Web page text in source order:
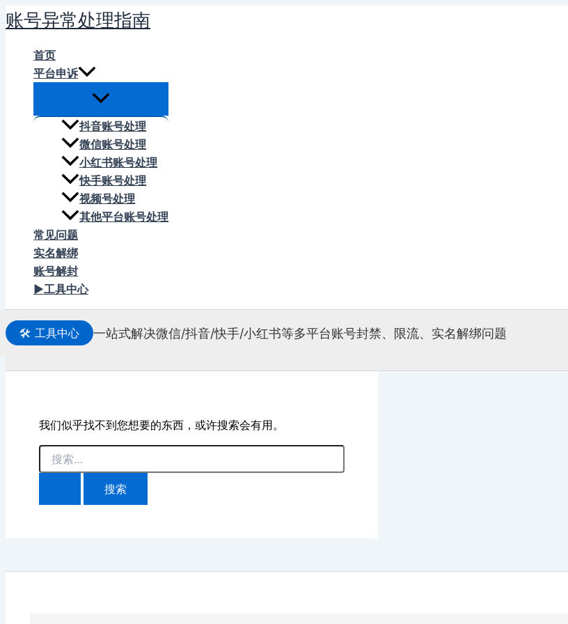
跳
至
账号异常处理指南
首页
平台申诉
抖音账号处理
微信账号处理
小红书账号处理
快手账号处理
视频号处理
其他平台账号处理
常见问题
实名解绑
账号解封
▶工具中心
🛠️ 工具中心 一站式解决微信/抖音/快手/小红书等多平台账号封禁、限流、实名解绑问题
我们似乎找不到您想要的东西，或许搜索会有用。
搜
索：